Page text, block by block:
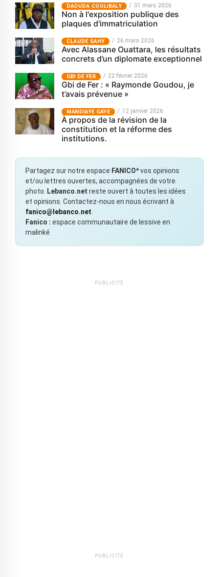
‎DAOUDA COULIBALY 31 mars 2026
Non à l'exposition publique des
plaques d'immatriculation
CLAUDE SAHY 26 mars 2026
Avec Alassane Ouattara, les résultats
concrets d’un diplomate exceptionnel
GBI DE FER 22 février 2026
Gbi de Fer : « Raymonde Goudou, je
t’avais prévenue »
MANDIAYE GAYE 12 janvier 2026
À propos de la révision de la
constitution et la réforme des
institutions.
Partagez sur notre espace FANICO*vos opinions
et/ou lettres ouvertes, accompagnées de votre
photo.
Lebanco.net reste ouvert à toutes les idées
et opinions. Contactez-nous en nous écrivant à
fanico@lebanco.net
Fanico : espace communautaire de lessive en
malinké
PUBLICITÉ
PUBLICITÉ